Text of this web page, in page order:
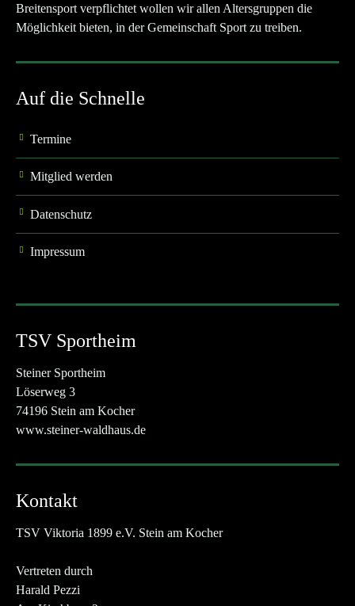
Breitensport verpflichtet wollen wir allen Altersgruppen die
Möglichkeit bieten, in der Gemeinschaft Sport zu treiben.
Auf die Schnelle
Termine
Mitglied werden
Datenschutz
Impressum
TSV Sportheim
Steiner Sportheim
Löserweg 3
74196 Stein am Kocher
www.steiner-waldhaus.de
Kontakt
TSV Viktoria 1899 e.V. Stein am Kocher
Vertreten durch
Harald Pezzi